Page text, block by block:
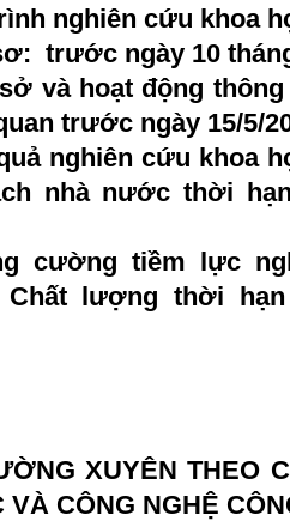
nghiên cứu khoa
trước ngày 10
và hoạt động
trước ngày 15/5/
nghiên cứu khoa
nhà nước thời
cường tiềm lực
lượng thời
XUYÊN THEO
VÀ CÔNG NGHỆ